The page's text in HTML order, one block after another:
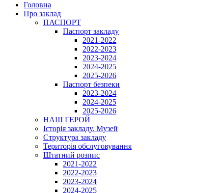
Головна
Про заклад
ПАСПОРТ
Паспорт закладу
2021-2022
2022-2023
2023-2024
2024-2025
2025-2026
Паспорт безпеки
2023-2024
2024-2025
2025-2026
НАШ ГЕРОЙ
Історія закладу. Музей
Структура закладу
Територія обслуговування
Штатний розпис
2021-2022
2022-2023
2023-2024
2024-2025